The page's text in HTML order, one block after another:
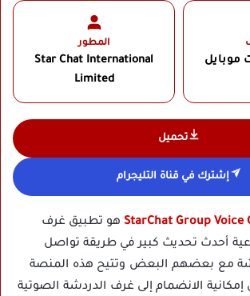
موبايل
المطور
Star Chat International
Limited‏
تحميل
إشترك في قناة التليجرام
StarChat Group Voice هو تطبيق غرف
أحدث تحديث كبير في طريقة تواصل
مع بعضهم البعض وتتيح هذه المنصة
الانضمام إلى غرف الدردشة الصوتية